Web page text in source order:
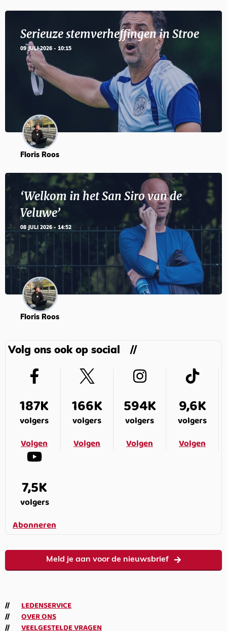
Serieuze stemverheffingen in Stroe
09 JULI 2026 - 10:15
Floris Roos
‘Welkom in het San Siro van de
Veluwe’
08 JULI 2026 - 14:52
Floris Roos
Volg ons ook op social
187K
volgers
Volgen
166K
volgers
Volgen
594K
volgers
Volgen
9,6K
volgers
Volgen
7,5K
volgers
Abonneren
Meld je aan voor de nieuwsbrief
LEDENSERVICE
OVER ONS
VEELGESTELDE VRAGEN